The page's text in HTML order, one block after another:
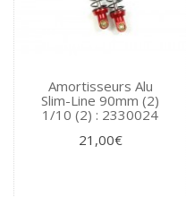
Amortisseurs Alu
Slim-Line 90mm (2)
1/10 (2) : 2330024
21,00€